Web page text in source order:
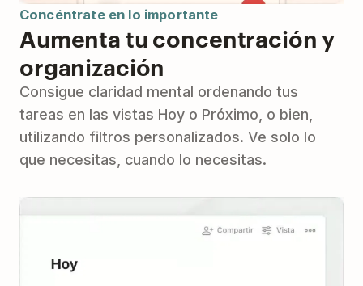
Concéntrate en lo importante
Aumenta tu concentración y
organización
Consigue claridad mental ordenando tus
tareas en las vistas Hoy o Próximo, o bien,
utilizando filtros personalizados. Ve solo lo
que necesitas, cuando lo necesitas.